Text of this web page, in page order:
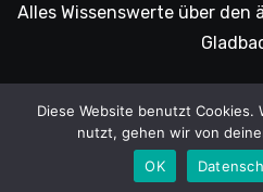
Alles Wissenswerte über
Copyright Refrath Online ©
Blogusvon
Diese Website benutzt Cookies.
nutzt, gehen wir von
OK